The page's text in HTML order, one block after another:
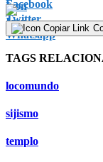
TAGS
locomundo
sijismo
templo